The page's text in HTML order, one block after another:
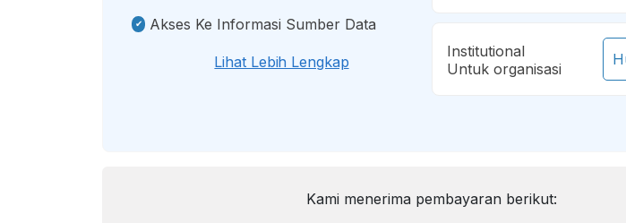
Akses Ke Informasi Sumber Data
Lihat Lebih Lengkap
Institutional
Untuk organisasi
Kami menerima pembayaran berikut: